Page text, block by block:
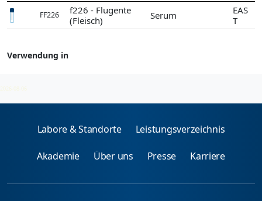
FF226
f226 - Flugente
(Fleisch)
Serum
EAS
T
Verwendung in
2026-08-06
Labore & Standorte Leistungsverzeichnis
Akademie Über uns Presse Karriere